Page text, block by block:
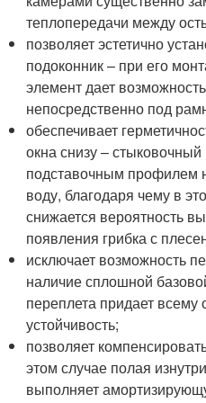
теплопередачи между
позволяет эстетично
подоконник – при его
элемент дает
непосредственно под
обеспечивает
окна снизу –
подставочным профилем
воду, благодаря чему в
снижается вероятность
появления грибка с
исключает возможность
наличие сплошной
переплета придает всему
устойчивость;
позволяет
этом случае полая
выполняет